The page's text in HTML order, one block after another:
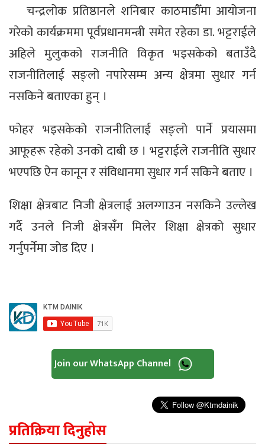
चन्द्रलोक प्रतिष्ठानले शनिबार काठमाडौँमा आयोजना
गरेको कार्यक्रममा पूर्वप्रधानमन्त्री समेत रहेका डा. भट्टराईले
अहिले मुलुकको राजनीति विकृत भइसकेको बताउँदै
राजनीतिलाई सङ्लो नपारेसम्म अन्य क्षेत्रमा सुधार गर्न
नसकिने बताएका हुन् ।
फोहर भइसकेको राजनीतिलाई सङ्लो पार्ने प्रयासमा
आफूहरू रहेको उनको दाबी छ । भट्टराईले राजनीति सुधार
भएपछि ऐन कानून र संविधानमा सुधार गर्न सकिने बताए ।
शिक्षा क्षेत्रबाट निजी क्षेत्रलाई अलग्गाउन नसकिने उल्लेख
गर्दै उनले निजी क्षेत्रसँग मिलेर शिक्षा क्षेत्रको सुधार
गर्नुपर्नेमा जोड दिए ।
Join our WhatsApp Channel
प्रतिक्रिया दिनुहोस